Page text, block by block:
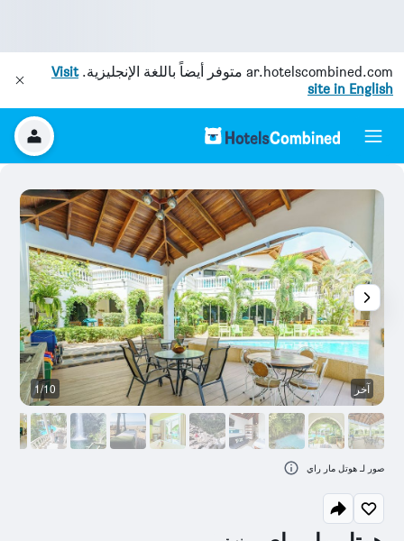
ar.hotelscombined.com متوفر أيضاً باللغة الإنجليزية.Visit
site in English
آخر 1/10
صور لـ هوتل مار راي